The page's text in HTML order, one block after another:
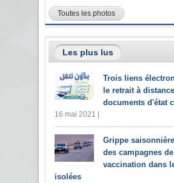
Toutes les photos
Les plus lus
Trois liens
le retrait à
documents d'état
16 mai 2021 |
Grippe
des campagnes de
vaccination dans
isolées